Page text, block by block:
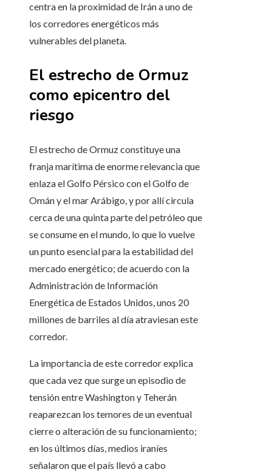
centra en la proximidad de Irán a uno de
los corredores energéticos más
vulnerables del planeta.
El estrecho de Ormuz
como epicentro del
riesgo
El estrecho de Ormuz constituye una
franja marítima de enorme relevancia que
enlaza el Golfo Pérsico con el Golfo de
Omán y el mar Arábigo, y por allí circula
cerca de una quinta parte del petróleo que
se consume en el mundo, lo que lo vuelve
un punto esencial para la estabilidad del
mercado energético; de acuerdo con la
Administración de Información
Energética de Estados Unidos, unos 20
millones de barriles al día atraviesan este
corredor.
La importancia de este corredor explica
que cada vez que surge un episodio de
tensión entre Washington y Teherán
reaparezcan los temores de un eventual
cierre o alteración de su funcionamiento;
en los últimos días, medios iraníes
señalaron que el país llevó a cabo